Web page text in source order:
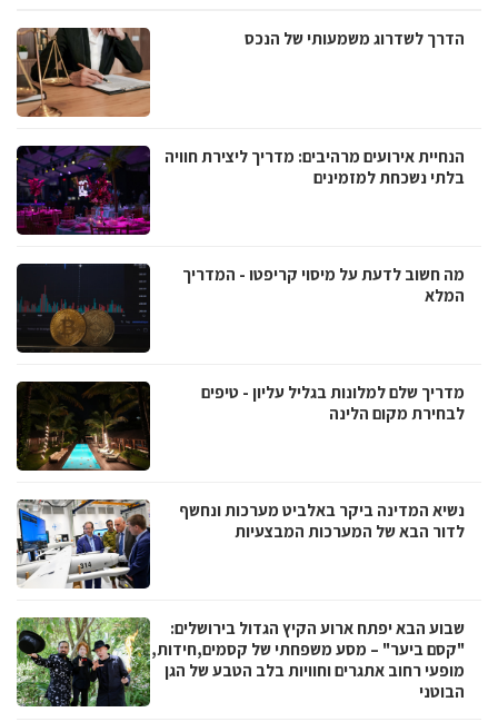
הדרך לשדרוג משמעותי של הנכס
הנחיית אירועים מרהיבים: מדריך ליצירת חוויה
בלתי נשכחת למזמינים
מה חשוב לדעת על מיסוי קריפטו - המדריך
המלא
מדריך שלם למלונות בגליל עליון - טיפים
לבחירת מקום הלינה
נשיא המדינה ביקר באלביט מערכות ונחשף
לדור הבא של המערכות המבצעיות
שבוע הבא יפתח ארוע הקיץ הגדול בירושלים:
"קסם ביער" – מסע משפחתי של קסמים,חידות,
מופעי רחוב אתגרים וחוויות בלב הטבע של הגן
הבוטני